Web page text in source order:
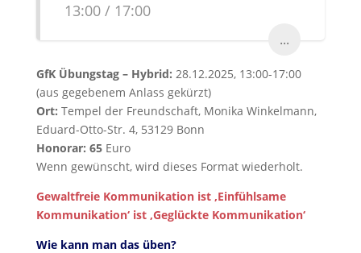
13:00 / 17:00
...
GfK Übungstag – Hybrid: 28.12.2025, 13:00-17:00
(aus gegebenem Anlass gekürzt)
Ort: Tempel der Freundschaft, Monika Winkelmann,
Eduard-Otto-Str. 4, 53129 Bonn
Honorar: 65Euro
Wenn gewünscht, wird dieses Format wiederholt.
Gewaltfreie Kommunikation ist ‚Einfühlsame
Kommunikation‘ ist ‚Geglückte Kommunikation‘
Wie kann man das üben?